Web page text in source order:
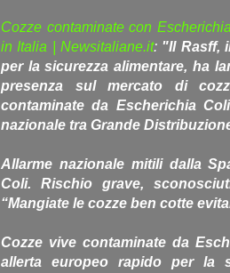
Cozze contaminate con
in Italia | Newsitaliane.it: "Il Rasff,
per la sicurezza alimentare, ha
presenza sul mercato di
contaminate da Escherichia
nazionale tra Grande
Allarme nazionale mitili dalla
Coli. Rischio grave,
“Mangiate le cozze ben cotte
Cozze vive contaminate da
allerta europeo rapido per la